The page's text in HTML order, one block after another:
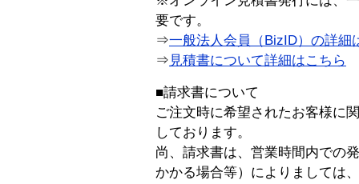
要です。
⇒一般法人会員（BizID）の詳細
⇒ 見積書について詳細はこちら
■請求書について
ご注文時に希望されたお客様に
しております。
尚、請求書は、営業時間内での
かかる場合等）によりましては